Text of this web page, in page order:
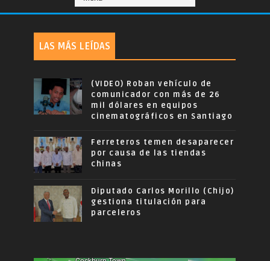
LAS MÁS LEÍDAS
(VIDEO) Roban vehículo de
comunicador con más de 26
mil dólares en equipos
cinematográficos en Santiago
Ferreteros temen desaparecer
por causa de las tiendas
chinas
Diputado Carlos Morillo (Chijo)
gestiona titulación para
parceleros